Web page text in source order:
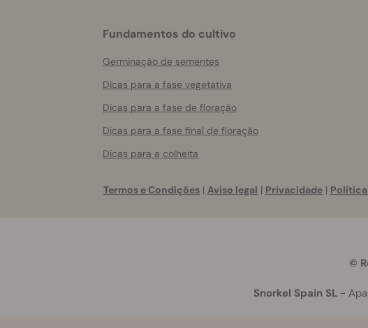
Fundamentos do cultivo
Germinação de sementes
Dicas para a fase vegetativa
Dicas para a fase de floração
Dicas para a fase final de floração
Dicas para a colheita
Termos e Condições | Aviso legal | Privacidade |
©
Snorkel Spain SL -